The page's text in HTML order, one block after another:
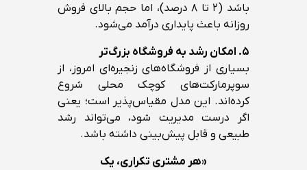
باشد (۲ تا ۸ درصد)، اما حجم بالای فروش
روزانه باعث پایداری درآمد می‌شود.
۵. امکان رشد به فروشگاه بزرگ‌تر
بسیاری از فروشگاه‌های زنجیره‌ای امروز، از
سوپرمارکت‌های کوچک محلی شروع
کرده‌اند. این مدل مقیاس‌پذیر است؛ یعنی
اگر درست مدیریت شود، می‌تواند رشد
طبیعی و قابل پیش‌بینی داشته باشد.
«هر مشتری تکراری، یک